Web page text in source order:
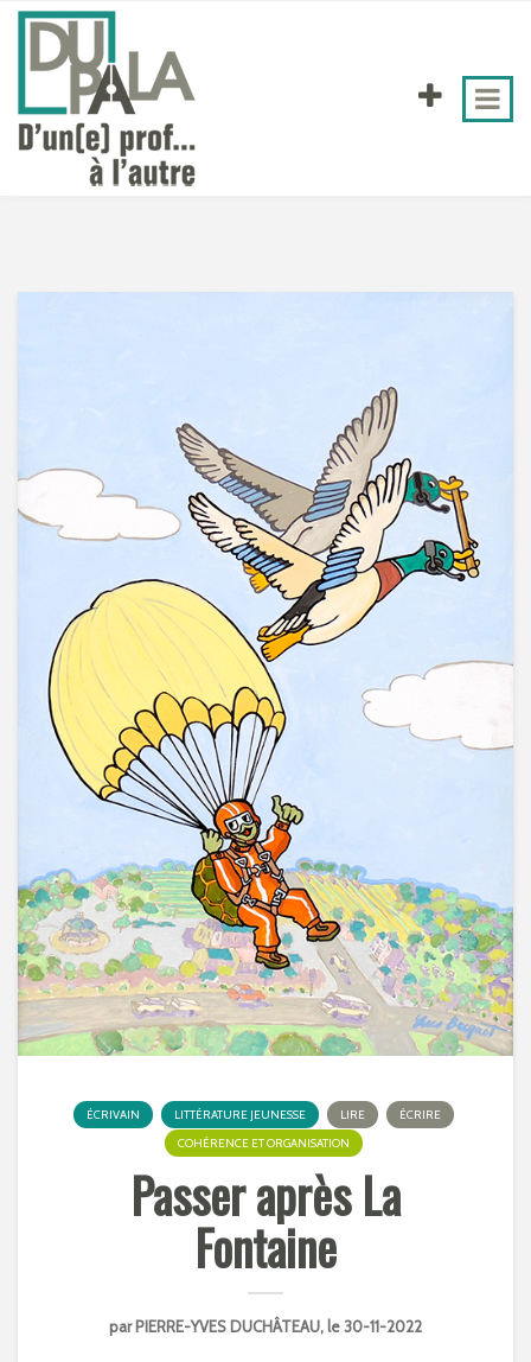
ÉCRIVAIN LITTÉRATURE JEUNESSE LIRE
ÉCRIRE
COHÉRENCE ET ORGANISATION
Passer après La
Fontaine
parPIERRE-YVES DUCHÂTEAU, le 30-11-2022